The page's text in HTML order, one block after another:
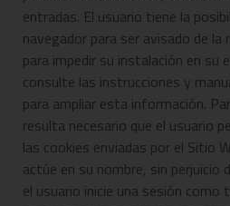
entradas. El usuario tiene la
navegador para ser avisado de la
para impedir su instalación en su
consulte las instrucciones y
para ampliar esta información.
resulta necesario que el usuario
las cookies enviadas por el Sitio
actúe en su nombre, sin perjuicio
el usuario inicie una sesión como